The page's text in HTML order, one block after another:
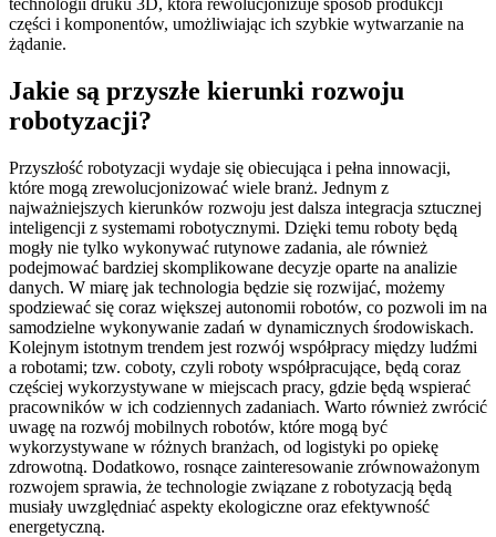
części i komponentów, umożliwiając ich szybkie wytwarzanie na
żądanie.
Jakie są przyszłe kierunki rozwoju
robotyzacji?
Przyszłość robotyzacji wydaje się obiecująca i pełna innowacji,
które mogą zrewolucjonizować wiele branż. Jednym z
najważniejszych kierunków rozwoju jest dalsza integracja sztucznej
inteligencji z systemami robotycznymi. Dzięki temu roboty będą
mogły nie tylko wykonywać rutynowe zadania, ale również
podejmować bardziej skomplikowane decyzje oparte na analizie
danych. W miarę jak technologia będzie się rozwijać, możemy
spodziewać się coraz większej autonomii robotów, co pozwoli im na
samodzielne wykonywanie zadań w dynamicznych środowiskach.
Kolejnym istotnym trendem jest rozwój współpracy między ludźmi
a robotami; tzw. coboty, czyli roboty współpracujące, będą coraz
częściej wykorzystywane w miejscach pracy, gdzie będą wspierać
pracowników w ich codziennych zadaniach. Warto również zwrócić
uwagę na rozwój mobilnych robotów, które mogą być
wykorzystywane w różnych branżach, od logistyki po opiekę
zdrowotną. Dodatkowo, rosnące zainteresowanie zrównoważonym
rozwojem sprawia, że technologie związane z robotyzacją będą
musiały uwzględniać aspekty ekologiczne oraz efektywność
energetyczną.